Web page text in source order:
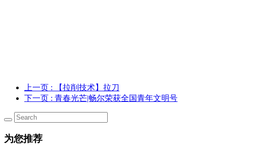
上一页 : 【拉削技术】拉刀
下一页 : 青春光芒|畅尔荣获全国青年文明号
为您推荐